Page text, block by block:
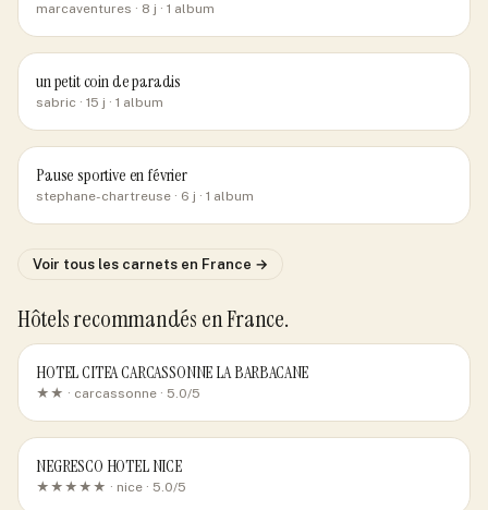
marcaventures · 8 j · 1 album
un petit coin de paradis
sabric · 15 j · 1 album
Pause sportive en février
stephane-chartreuse · 6 j · 1 album
Voir tous les carnets en France →
Hôtels recommandés en France.
HOTEL CITEA CARCASSONNE LA BARBACANE
★★ · carcassonne · 5.0/5
NEGRESCO HOTEL NICE
★★★★★ · nice · 5.0/5